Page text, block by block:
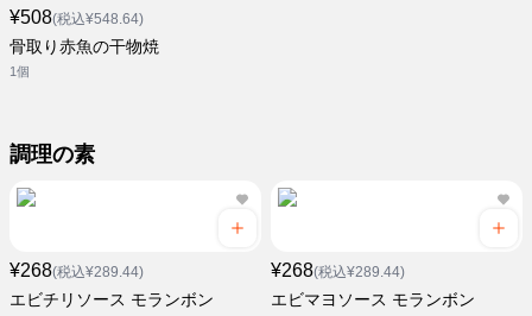
¥508(税込¥548.64)
骨取り赤魚の干物焼
1個
調理の素
¥268(税込¥289.44)
エビチリソース モランボン
¥268(税込¥289.44)
エビマヨソース モランボン